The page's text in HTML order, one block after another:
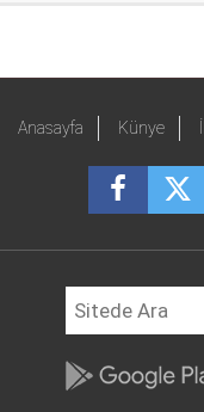
Anasayfa Künye